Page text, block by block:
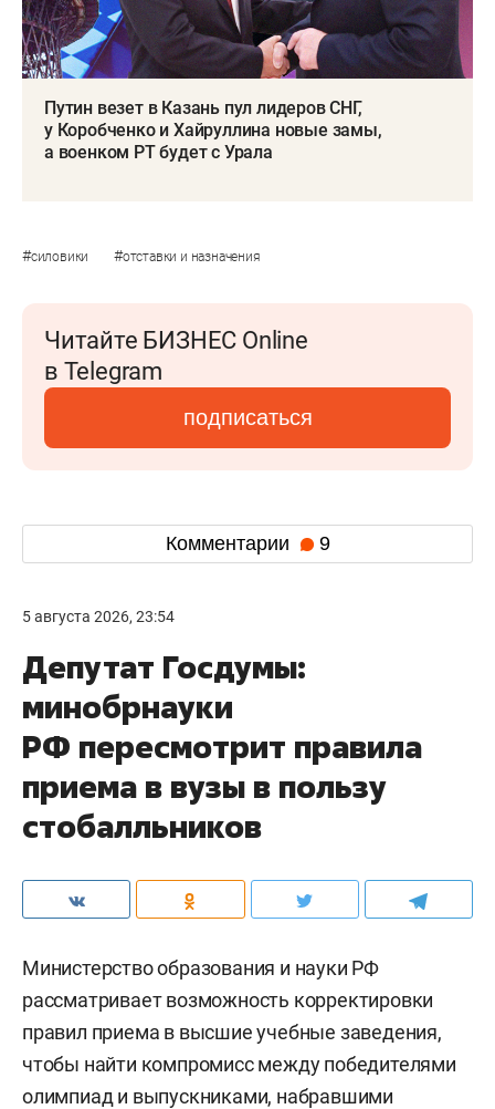
Путин везет в Казань пул лидеров СНГ,
у Коробченко и Хайруллина новые замы,
а военком РТ будет с Урала
#силовики #отставки и назначения
Читайте БИЗНЕС Online
в Telegram
подписаться
Комментарии 9
5 августа 2026, 23:54
Депутат Госдумы:
минобрнауки
РФ пересмотрит правила
приема в вузы в пользу
стобалльников
Министерство образования и науки РФ
рассматривает возможность корректировки
правил приема в высшие учебные заведения,
чтобы найти компромисс между победителями
олимпиад и выпускниками, набравшими